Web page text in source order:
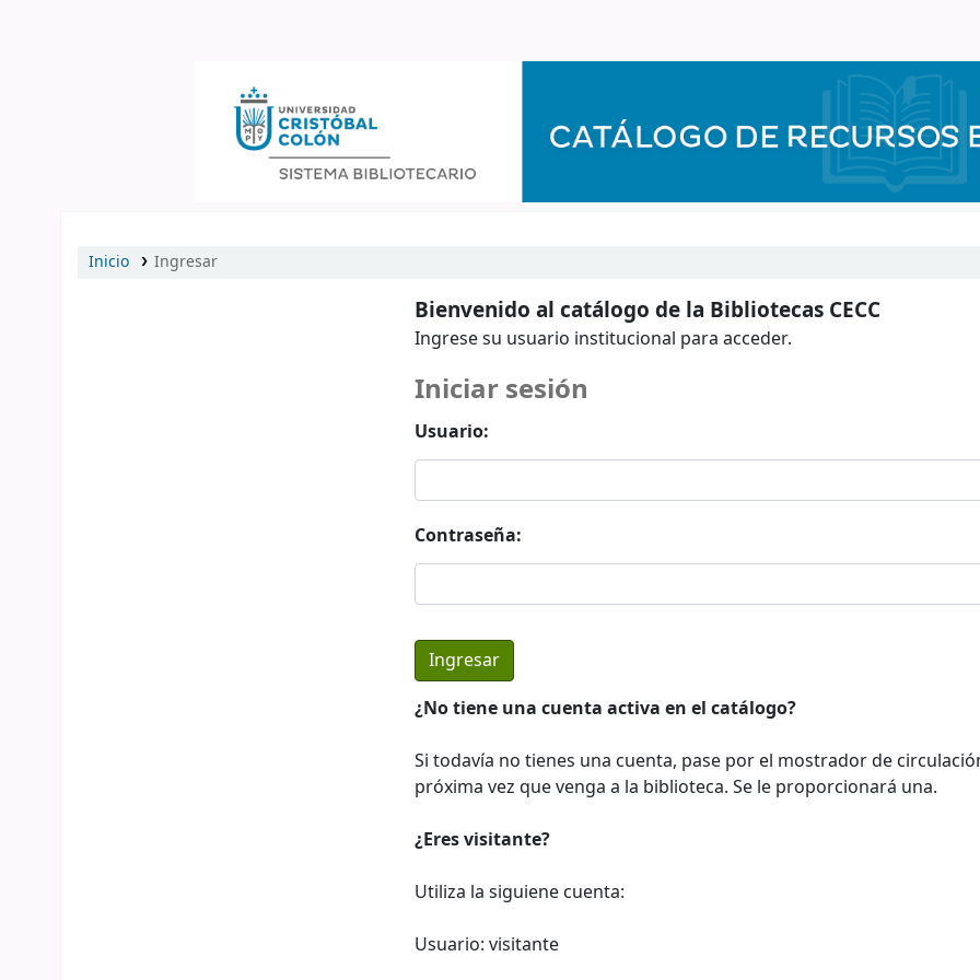
Inicio Ingresar
Bienvenido al catálogo de la Bibliotecas CECC
Ingrese su usuario institucional para acceder.
Iniciar sesión
Usuario:
Contraseña:
¿No tiene una cuenta activa en el catálogo?
Si todavía no tienes una cuenta, pase por el mostrador de
próxima vez que venga a la biblioteca. Se le proporcionará una.
¿Eres visitante?
Utiliza la siguiene cuenta:
Usuario: visitante